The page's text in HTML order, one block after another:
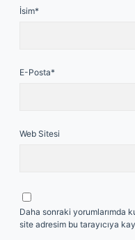
İsim*
E-Posta*
Web Sitesi
Daha sonraki yorumlarımda
site adresim bu tarayıcıya